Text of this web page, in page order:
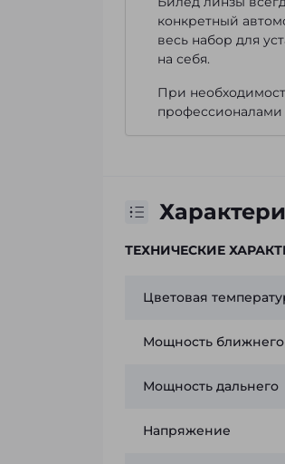
конкретный
весь набор для
на себя.
При
ТЕХНИЧЕСКИЕ
Цветовая
Мощность ближнего
Мощность дальнего
Напряжение